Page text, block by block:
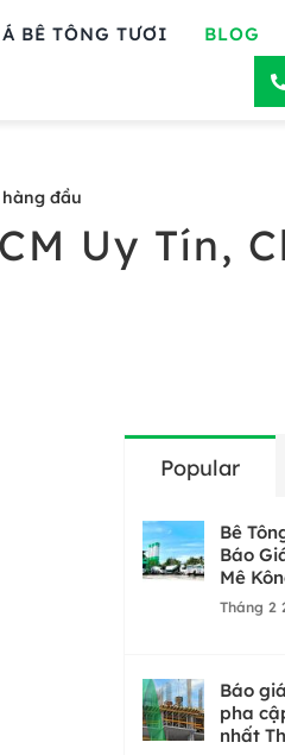
BÊ TÔNG TƯƠI BLOG
đầu
Uy Tín,
Popular
Bê
Báo
Mê
Tháng 2
Báo
pha
nhất